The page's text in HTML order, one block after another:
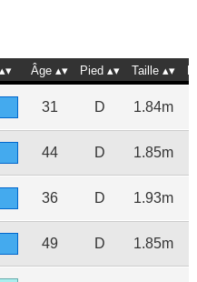
Âge Pied Taille
31 D 1.84m
44 D 1.85m
36 D 1.93m
49 D 1.85m